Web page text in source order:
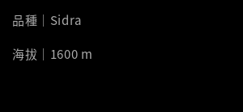
品種｜Sidra
海拔｜1600 m